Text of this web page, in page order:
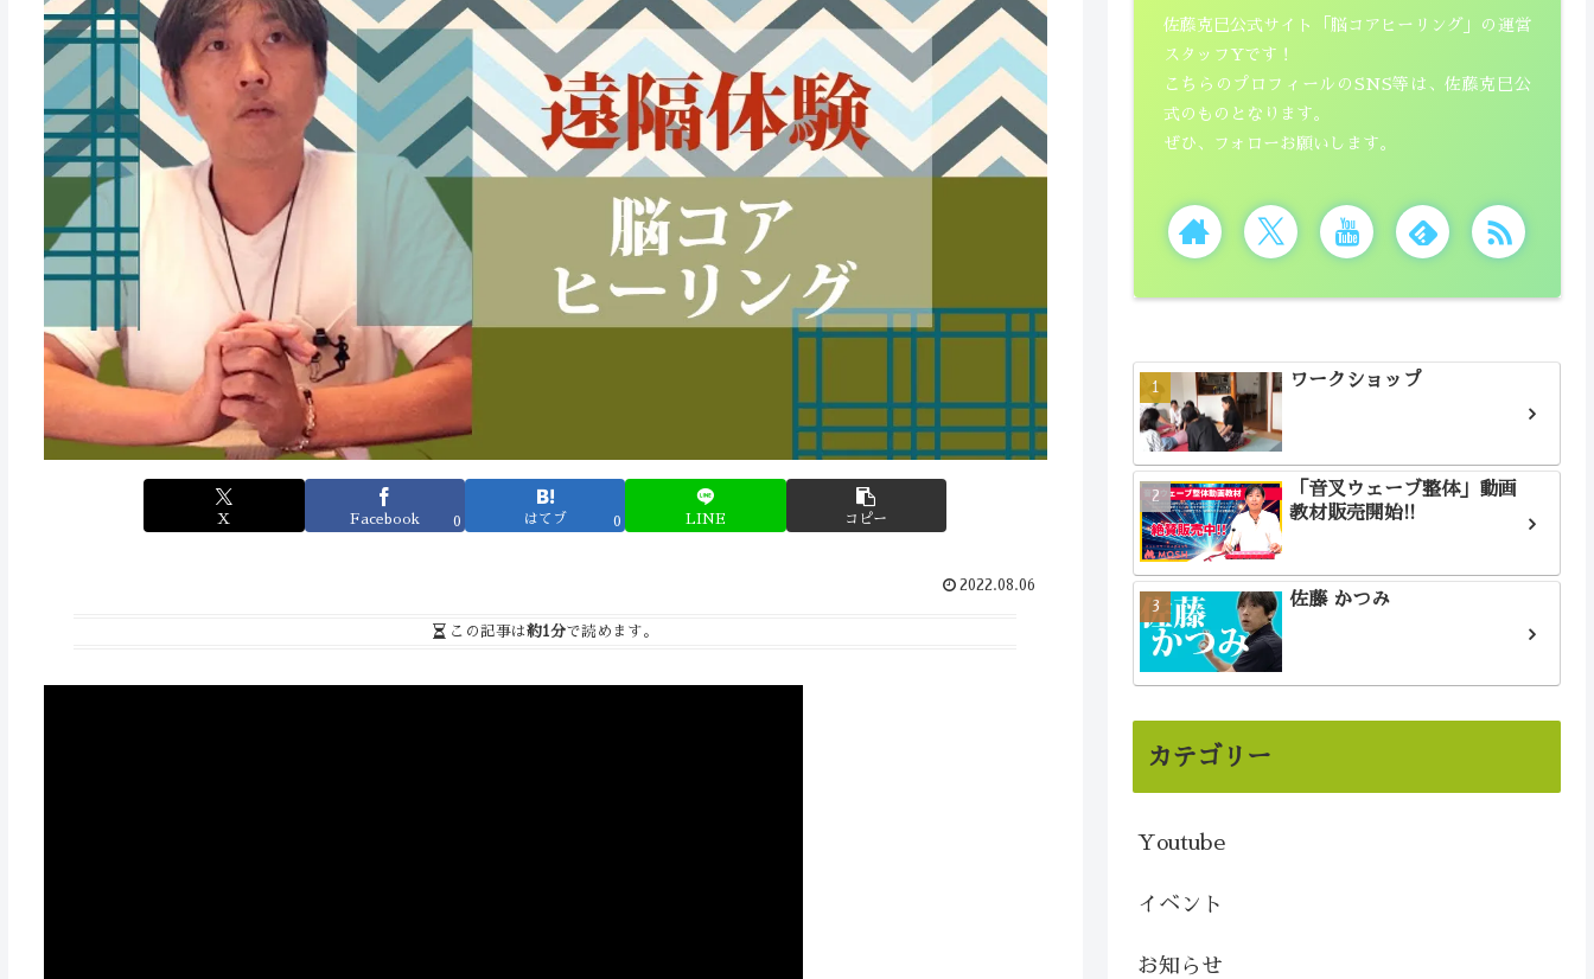
X Facebook 0 はてブ 0 LINE コピー
2022.08.06
この記事は約1分で読めます。
佐藤克巳公式サイト「脳コアヒーリング」の運営
スタッフYです！
こちらのプロフィールのSNS等は、佐藤克巳公
式のものとなります。
ぜひ、フォローお願いします。
ワークショップ
「音叉ウェーブ整体」動画
教材販売開始!!
佐藤 かつみ
カテゴリー
Youtube
イベント
お知らせ